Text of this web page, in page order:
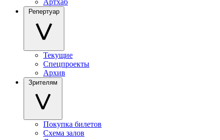
Артхаб
Репертуар
Текущие
Спецпроекты
Архив
Зрителям
Покупка билетов
Схема залов